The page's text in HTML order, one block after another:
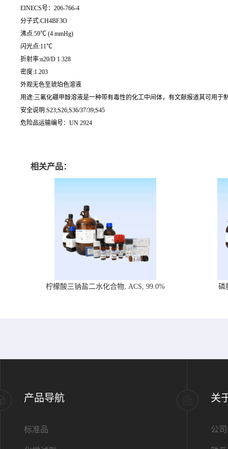
EINECS号：206-766-4
分子式:CH4BF3O
沸点:59℃ (4 mmHg)
闪光点:11℃
折射率:n20/D 1.328
密度:1.203
外观无色至琥珀色溶液
用途:三氟化硼甲醇溶液是一种带有毒性的化工中间体，有文献报道其可用于
安全说明:S23;S26;S36/37/39;S45
危险品运输编号：UN 2924
相关产品：
柠檬酸三钠盐二水化合物, ACS, 99.0% 磷
产品导航
标准品
关
公